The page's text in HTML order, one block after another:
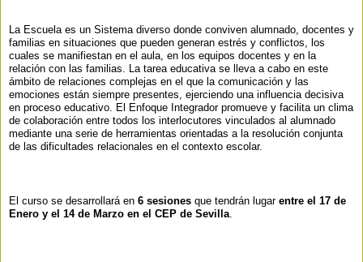
La Escuela es un Sistema diverso donde conviven alumnado, docentes y
familias en situaciones que pueden generan estrés y conflictos, los
cuales se manifiestan en el aula, en los equipos docentes y en la
relación con las familias. La tarea educativa se lleva a cabo en este
ámbito de relaciones complejas en el que la comunicación y las
emociones están siempre presentes, ejerciendo una influencia decisiva
en proceso educativo. El Enfoque Integrador promueve y facilita un clima
de colaboración entre todos los interlocutores vinculados al alumnado
mediante una serie de herramientas orientadas a la resolución conjunta
de las dificultades relacionales en el contexto escolar.
El curso se desarrollará en 6 sesiones que tendrán lugar entre el 17 de
Enero y el 14de Marzo en el CEP de Sevilla